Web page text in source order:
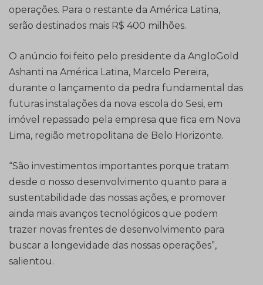
operações. Para o restante da América Latina,
serão destinados mais R$ 400 milhões.
O anúncio foi feito pelo presidente da AngloGold
Ashanti na América Latina, Marcelo Pereira,
durante o lançamento da pedra fundamental das
futuras instalações da nova escola do Sesi, em
imóvel repassado pela empresa que fica em Nova
Lima, região metropolitana de Belo Horizonte.
“São investimentos importantes porque tratam
desde o nosso desenvolvimento quanto para a
sustentabilidade das nossas ações, e promover
ainda mais avanços tecnológicos que podem
trazer novas frentes de desenvolvimento para
buscar a longevidade das nossas operações”,
salientou.